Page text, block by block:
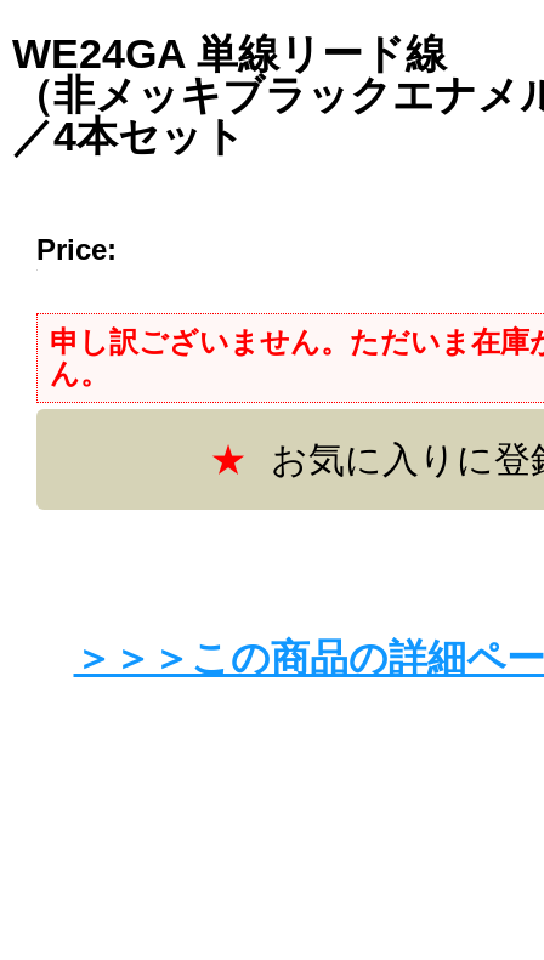
WE24GA 単線リード線
（非メッキブラックエナメ
／4本セット
Price:
申し訳ございません。ただいま在庫
ん。
お気に入りに登
＞＞＞この商品の詳細ペ